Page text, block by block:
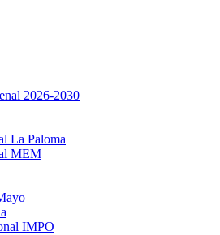
2026-2030
La Paloma
MEM
IMPO